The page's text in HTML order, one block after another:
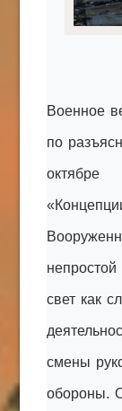
Eltaro-
Военное
по
октябре
свет как
смены
обороны.